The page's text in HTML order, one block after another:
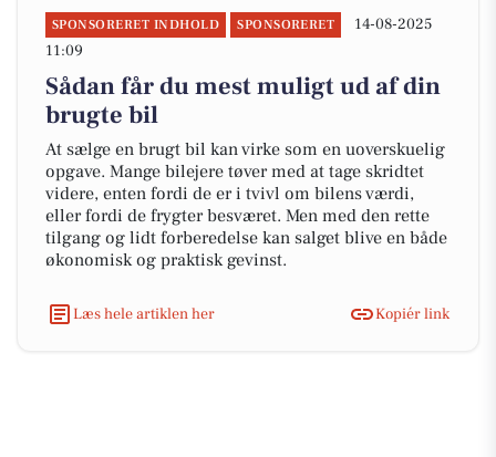
SPONSORERET INDHOLD SPONSORERET
14-08-2025
11:09
Sådan får du mest muligt ud af din
brugte bil
At sælge en brugt bil kan virke som en uoverskuelig
opgave. Mange bilejere tøver med at tage skridtet
videre, enten fordi de er i tvivl om bilens værdi,
eller fordi de frygter besværet. Men med den rette
tilgang og lidt forberedelse kan salget blive en både
økonomisk og praktisk gevinst.
Læs hele artiklen her Kopiér link